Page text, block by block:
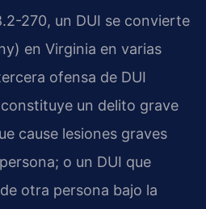
270, un DUI se convierte
en Virginia en varias
ofensa de DUI
un delito grave
cause lesiones graves
o un DUI que
otra persona bajo la